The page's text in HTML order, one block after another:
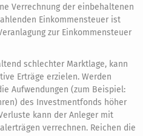
Verrechnung der einbehaltenen
Einkommensteuer ist
zur Einkommensteuer
schlechter Marktlage, kann
Erträge erzielen. Werden
Aufwendungen (zum Beispiel:
des Investmentfonds höher
kann der Anleger mit
verrechnen. Reichen die